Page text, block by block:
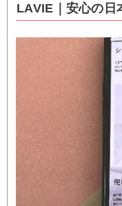
LAVIE｜安心の日